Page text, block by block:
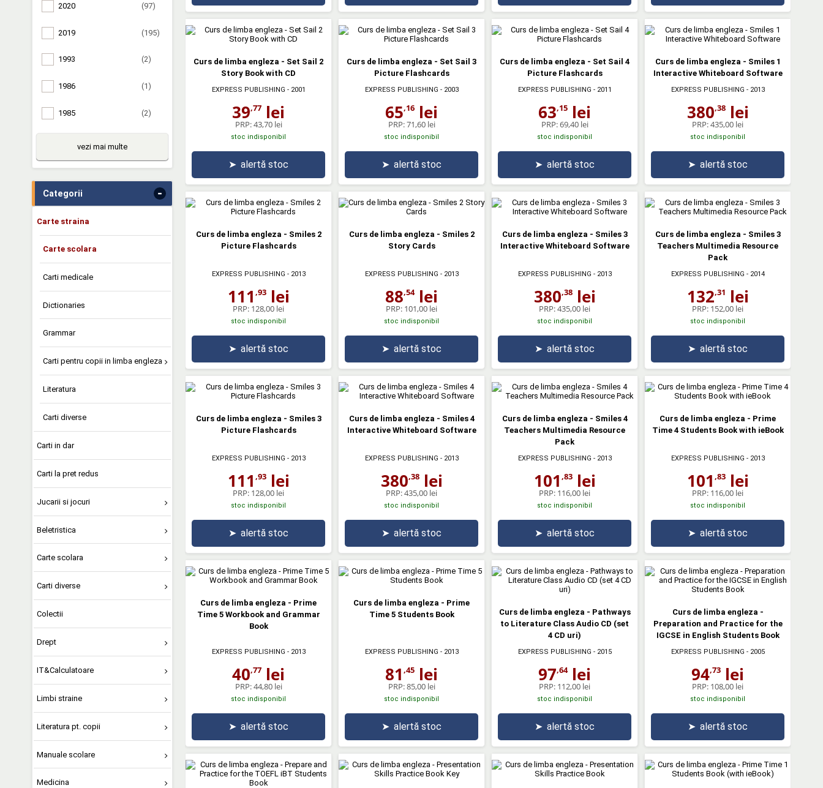
2020 (97)
2019 (195)
1993 (2)
1986 (1)
1985 (2)
vezi mai multe
Categorii -
Carte straina
Carte scolara
Carti medicale
Dictionaries
Grammar
Carti pentru copii in limba engleza
Literatura
Carti diverse
Carti in dar
Carti la pret redus
Jucarii si jocuri
Beletristica
Carte scolara
Carti diverse
Colectii
Drept
IT&Calculatoare
Limbi straine
Literatura pt. copii
Manuale scolare
Medicina
Curs de limba engleza - Set Sail 2
Story Book with CD
EXPRESS PUBLISHING - 2001
39,77 lei
PRP:43,70 lei
stoc indisponibil
➤ alertă stoc
Curs de limba engleza - Set Sail 3
Picture Flashcards
EXPRESS PUBLISHING - 2003
65,16 lei
PRP:71,60 lei
stoc indisponibil
➤ alertă stoc
Curs de limba engleza - Set Sail 4
Picture Flashcards
EXPRESS PUBLISHING - 2011
63,15 lei
PRP:69,40 lei
stoc indisponibil
➤ alertă stoc
Curs de limba engleza - Smiles 1
Interactive Whiteboard Software
EXPRESS PUBLISHING - 2013
380,38lei
PRP:435,00 lei
stoc indisponibil
➤ alertă stoc
Curs de limba engleza - Smiles 2
Picture Flashcards
EXPRESS PUBLISHING - 2013
111 ,93lei
PRP: 128,00 lei
stoc indisponibil
➤ alertă stoc
Curs de limba engleza - Smiles 2
Story Cards
EXPRESS PUBLISHING - 2013
88,54lei
PRP: 101,00 lei
stoc indisponibil
➤ alertă stoc
Curs de limba engleza - Smiles 3
Interactive Whiteboard Software
EXPRESS PUBLISHING - 2013
380,38lei
PRP:435,00 lei
stoc indisponibil
➤ alertă stoc
Curs de limba engleza - Smiles 3
Teachers Multimedia Resource
Pack
EXPRESS PUBLISHING - 2014
132,31 lei
PRP: 152,00 lei
stoc indisponibil
➤ alertă stoc
Curs de limba engleza - Smiles 3
Picture Flashcards
EXPRESS PUBLISHING - 2013
111 ,93lei
PRP: 128,00 lei
stoc indisponibil
➤ alertă stoc
Curs de limba engleza - Smiles 4
Interactive Whiteboard Software
EXPRESS PUBLISHING - 2013
380,38lei
PRP:435,00 lei
stoc indisponibil
➤ alertă stoc
Curs de limba engleza - Smiles 4
Teachers Multimedia Resource
Pack
EXPRESS PUBLISHING - 2013
101 ,83lei
PRP: 116,00 lei
stoc indisponibil
➤ alertă stoc
Curs de limba engleza - Prime
Time 4 Students Book with ieBook
EXPRESS PUBLISHING - 2013
101 ,83lei
PRP: 116,00 lei
stoc indisponibil
➤ alertă stoc
Curs de limba engleza - Prime
Time 5 Workbook and Grammar
Book
EXPRESS PUBLISHING - 2013
40,77 lei
PRP:44,80 lei
stoc indisponibil
➤ alertă stoc
Curs de limba engleza - Prime
Time 5 Students Book
EXPRESS PUBLISHING - 2013
81 ,45 lei
PRP:85,00 lei
stoc indisponibil
➤ alertă stoc
Curs de limba engleza - Pathways
to Literature Class Audio CD (set
4 CD uri)
EXPRESS PUBLISHING - 2015
97,64lei
PRP: 112,00 lei
stoc indisponibil
➤ alertă stoc
Curs de limba engleza -
Preparation and Practice for the
IGCSE in English Students Book
EXPRESS PUBLISHING - 2005
94,73 lei
PRP: 108,00 lei
stoc indisponibil
➤ alertă stoc